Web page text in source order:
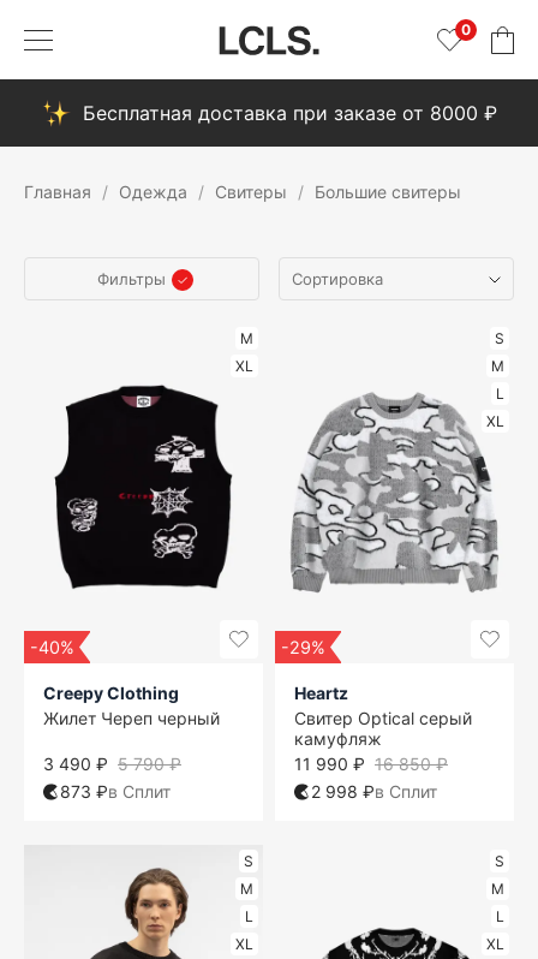
0
Бесплатная доставка при заказе от 8000 ₽
Главная Одежда Свитеры Большие свитеры
Фильтры
M
XL
-40%
Creepy Clothing
Жилет Череп черный
5 790 ₽
3 490 ₽
873 ₽в Сплит
S
M
L
XL
-29%
Heartz
Свитер Optical серый
камуфляж
16 850 ₽
11 990 ₽
2 998 ₽в Сплит
S
M
L
XL
S
M
L
XL